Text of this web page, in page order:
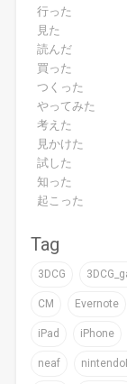
行った
見た
読んだ
買った
つくった
やってみた
考えた
見かけた
試した
知った
起こった
Tag
3DCG
CM Evernote
iPad iPhone
neaf